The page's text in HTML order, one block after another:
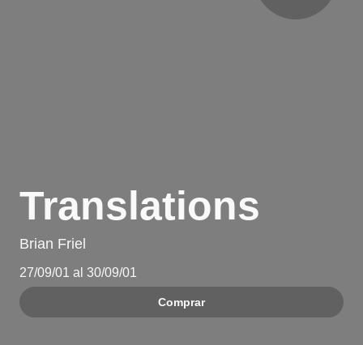
Translations
Brian Friel
27/09/01 al 30/09/01
Comprar